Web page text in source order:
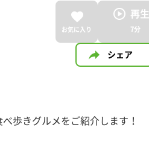
お気に入り
再生
7分
シェア
歩きグルメをご紹介します！